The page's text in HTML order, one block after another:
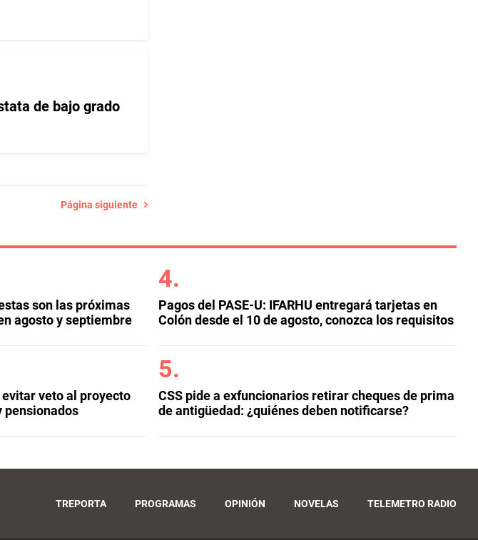
de bajo grado
Página siguiente
son las próximas
agosto y septiembre
veto al proyecto
pensionados
Pagos del PASE-U: IFARHU entregará tarjetas en
Colón desde el 10 de agosto, conozca los requisitos
CSS pide a exfuncionarios retirar cheques de prima
de antigüedad: ¿quiénes deben notificarse?
TREPORTA PROGRAMAS OPINIÓN NOVELAS TELEMETRO RADIO